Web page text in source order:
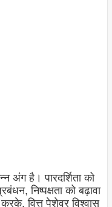
अंग है। पारदर्शिता को
निष्पक्षता को बढ़ावा
वित्त पेशेवर विश्वास